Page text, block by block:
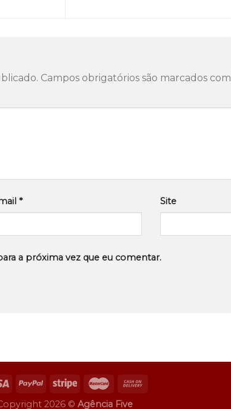
Campos obrigatórios são marcados com
* Site
a próxima vez que eu comentar.
2026 © Agência Five